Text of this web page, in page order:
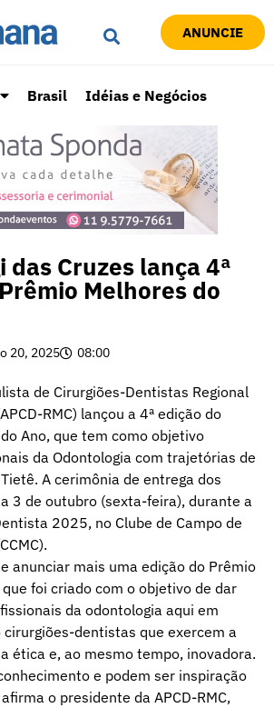
ANUNCIE
Brasil Idéias e Negócios
das Cruzes lança 4ª
Melhores do
20, 2025 08:00
de Cirurgiões-Dentistas Regional
RMC) lançou a 4ª edição do
Ano, que tem como objetivo
da Odontologia com trajetórias de
A cerimônia de entrega dos
3 de outubro (sexta-feira), durante a
2025, no Clube de Campo de
anunciar mais uma edição do Prêmio
foi criado com o objetivo de dar
da odontologia aqui em
cirurgiões-dentistas que exercem a
ética e, ao mesmo tempo, inovadora.
e podem ser inspiração
o presidente da APCD-RMC,